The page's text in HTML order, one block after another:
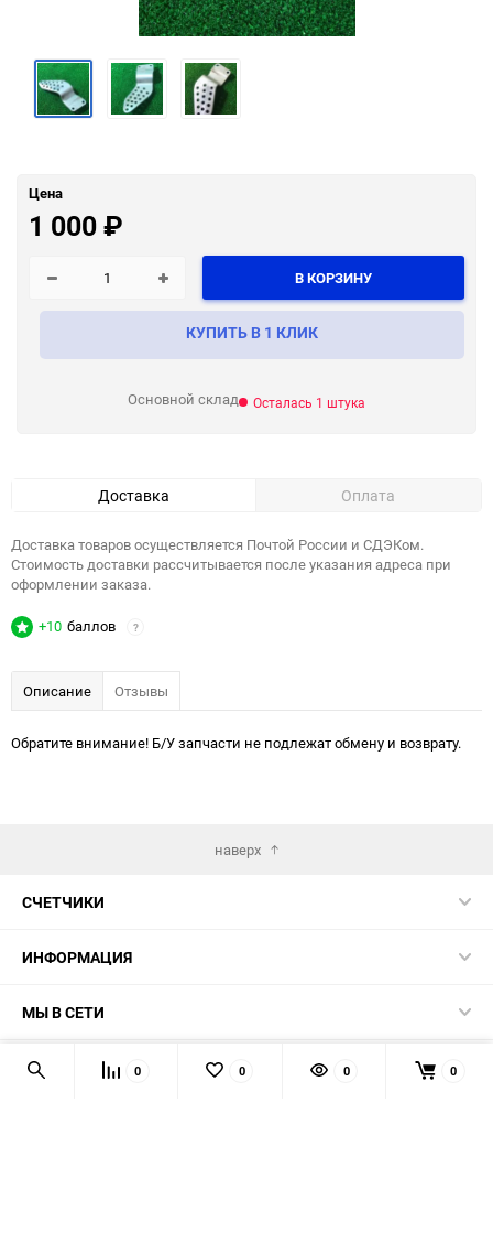
Цена
1 000₽
В КОРЗИНУ
КУПИТЬ В 1 КЛИК
Основной склад Осталась 1 штука
Доставка Оплата
Доставка товаров осуществляется Почтой России и СДЭКом.
Стоимость доставки рассчитывается после указания адреса при
оформлении заказа.
+10 баллов ?
Описание Отзывы
Обратите внимание! Б/У запчасти не подлежат обмену и возврату.
наверх
СЧЕТЧИКИ
ИНФОРМАЦИЯ
МЫ В СЕТИ
КОНТАКТЫ 0 0 0 0